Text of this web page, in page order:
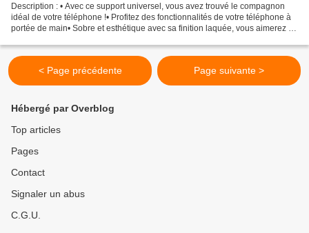
Description : • Avec ce support universel, vous avez trouvé le compagnon
idéal de votre téléphone !• Profitez des fonctionnalités de votre téléphone à
portée de main• Sobre et esthétique avec sa finition laquée, vous aimerez sa
< Page précédente Page suivante >
Hébergé par Overblog
Top articles
Pages
Contact
Signaler un abus
C.G.U.